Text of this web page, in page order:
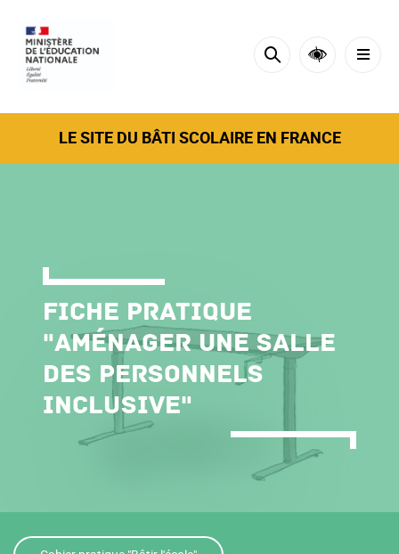
LE SITE DU BÂTI SCOLAIRE EN FRANCE
Fiche pratique
"Aménager une salle
des personnels
inclusive"